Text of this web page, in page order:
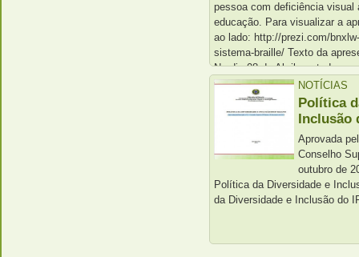
pessoa com deficiência visual
educação. Para visualizar a
ao lado: http://prezi.com/
sistema-braille/ Texto da
No dia 08 de Abril em todo o
do Sistema Braille, […]NOTÍCIAS
Política
Inclusão
Aprovada
Conselho
outubro de
Política da Diversidade e
da Diversidade e Inclusão do